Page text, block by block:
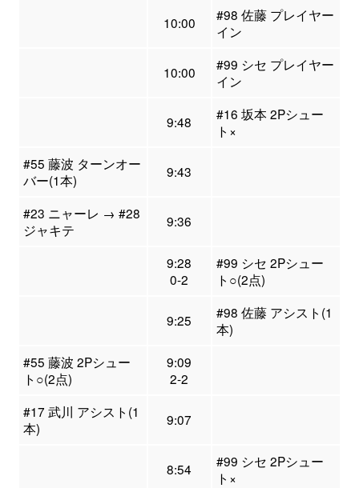
10:00
#98 佐藤 プレイヤー
イン
10:00
#99 シセ プレイヤー
イン
9:48
#16 坂本 2Pシュー
ト×
#55 藤波 ターンオー
バー(1本)
9:43
#23 ニャーレ → #28
ジャキテ
9:36
9:28
0-2
#99 シセ 2Pシュー
ト○(2点)
9:25
#98 佐藤 アシスト(1
本)
#55 藤波 2Pシュー
ト○(2点)
9:09
2-2
#17 武川 アシスト(1
本)
9:07
8:54
#99 シセ 2Pシュー
ト×